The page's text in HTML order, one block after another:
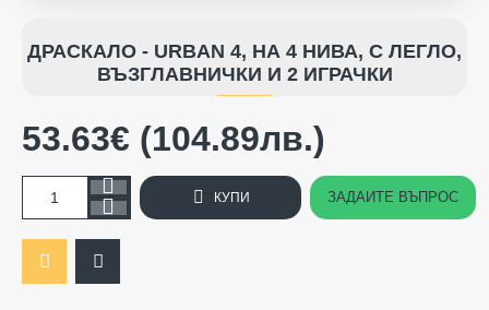
ДРАСКАЛО - URBAN 4, НА 4 НИВА, С ЛЕГЛО,
ВЪЗГЛАВНИЧКИ И 2 ИГРАЧКИ
53.63€ (104.89лв.)
КУПИ ЗАДАЙТЕ ВЪПРОС